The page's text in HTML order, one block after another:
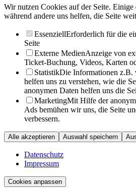
Wir nutzen Cookies auf der Seite. Einige
während andere uns helfen, die Seite
EssenziellErforderlich für die
Seite
Externe MedienAnzeige von
Ticket-Buchung, Videos, Karten
StatistikDie Informationen z.B.
helfen uns zu verstehen, wie die
anonymen Daten helfen uns die
MarketingMit Hilfe der
Ads bemühen wir uns, die Seite
verbessern.
Alle akzeptieren Auswahl speichern
Datenschutz
Impressum
Cookies anpassen